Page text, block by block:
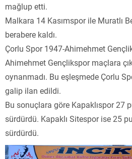
mağlup etti.
Malkara 14 Kasımspor ile Muratlı
berabere kaldı.
Çorlu Spor 1947-Ahimehmet
Ahimehmet Gençlikspor maçlara
oynanmadı. Bu eşleşmede Çorlu
galip ilan edildi.
Bu sonuçlara göre Kapaklıspor 27
sürdürdü. Kapaklı Sitespor ise 25
sürdürdü.